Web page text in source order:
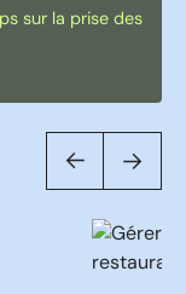
sur la prise des